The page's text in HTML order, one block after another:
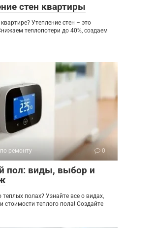
стен квартиры
Утепление стен – это
теплопотери до 40%, создаем
ремонту 0
пол: виды, выбор и
теплых полах? Узнайте все о видах,
стоимости теплого пола! Создайте